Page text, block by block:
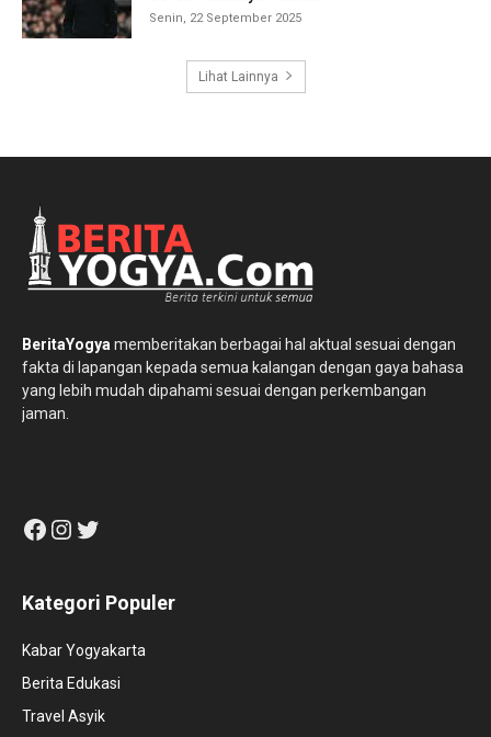
Senin, 22 September 2025
Lihat Lainnya
BeritaYogya memberitakan berbagai hal aktual sesuai dengan
fakta di lapangan kepada semua kalangan dengan gaya bahasa
yang lebih mudah dipahami sesuai dengan perkembangan
jaman.
Facebook
Instagram
Twitter
Kategori Populer
Kabar Yogyakarta
Berita Edukasi
Travel Asyik